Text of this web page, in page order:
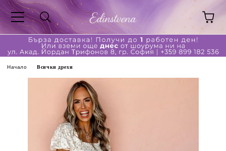
Начало Всички дрехи